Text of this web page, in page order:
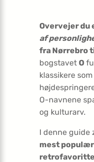
Overvejer du
af
fra Nørrebro
bogstavet O
klassikere som
O-navnene
og kulturarv.
I denne guide
mest